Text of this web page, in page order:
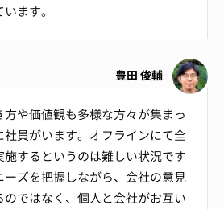
ます。
豊田 俊輔
や価値観も多様な方々が集まっ
社員がいます。オフラインにて全
施するというのは難しい状況です
ーズを把握しながら、会社の意見
ではなく、個人と会社がお互い